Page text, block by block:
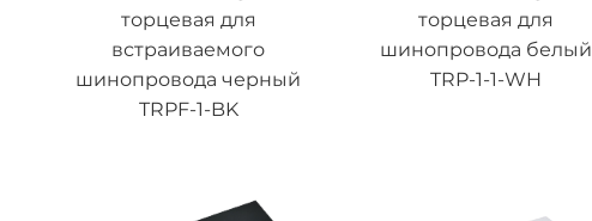
торцевая для
встраиваемого
шинопровода черный
TRPF-1-BK
торцевая для
шинопровода белый
TRP-1-1-WH